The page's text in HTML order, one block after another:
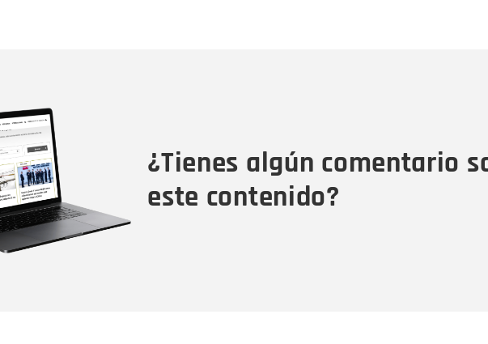
¿Tienes algún comentario
este contenido?